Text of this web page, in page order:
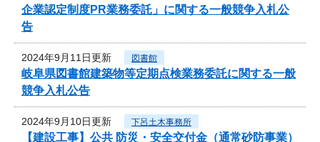
企業認定制度PR業務委託」に関する一般競争入札公
告
2024年9月11日更新 図書館
岐阜県図書館建築物等定期点検業務委託に関する一般
競争入札公告
2024年9月10日更新 下呂土木事務所
【建設工事】公共 防災・安全交付金（通常砂防事業）